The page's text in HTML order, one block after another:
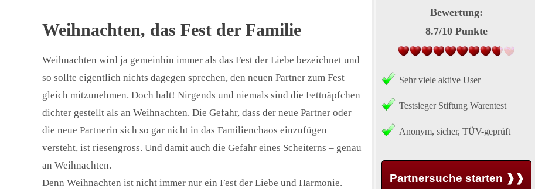
Bewertung:
8.7/10 Punkte
Sehr viele aktive User
Testsieger Stiftung Warentest
Anonym, sicher, TÜV-geprüft
Partnersuche starten ❱❱
Weihnachten, das Fest der Familie
Weihnachten wird ja gemeinhin immer als das Fest der Liebe bezeichnet und
so sollte eigentlich nichts dagegen sprechen, den neuen Partner zum Fest
gleich mitzunehmen. Doch halt! Nirgends und niemals sind die Fettnäpfchen
dichter gestellt als an Weihnachten. Die Gefahr, dass der neue Partner oder
die neue Partnerin sich so gar nicht in das Familienchaos einzufügen
versteht, ist riesengross. Und damit auch die Gefahr eines Scheiterns – genau
an Weihnachten.
Denn Weihnachten ist nicht immer nur ein Fest der Liebe und Harmonie.